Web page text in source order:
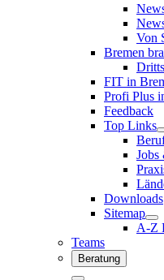
Von
Bremen
FIT in
Profi Plus
Feedback
Top Links
Jobs
Downloads
Sitemap
A-Z
Teams
Beratung